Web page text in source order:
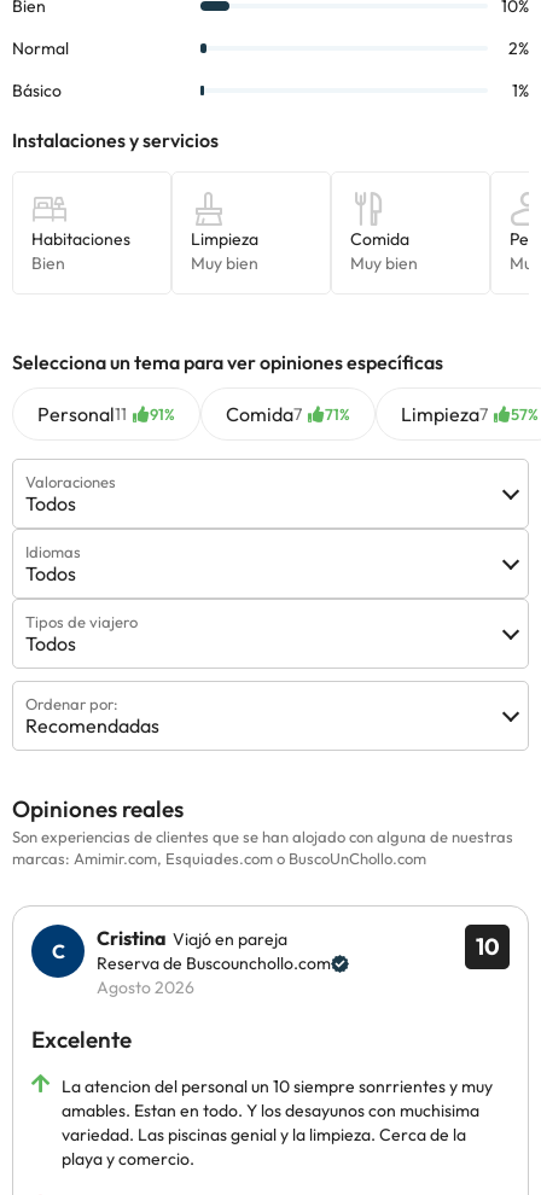
Selecciona un tema para ver opiniones específicas
Personal11 91% Comida7 71% Limpieza7 57%
Valoraciones
Todos
Idiomas
Todos
Tipos de viajero
Todos
Ordenar por:
Recomendadas
Opiniones reales
Son experiencias de clientes que se han alojado con alguna de nuestras
marcas: Amimir.com, Esquiades.com o BuscoUnChollo.com
10
Cristina Viajó en pareja
Reserva de Buscounchollo.com
Agosto 2026
Excelente
La atencion del personal un 10 siempre sonrrientes y muy
amables. Estan en todo. Y los desayunos con muchisima
variedad. Las piscinas genial y la limpieza. Cerca de la
playa y comercio.